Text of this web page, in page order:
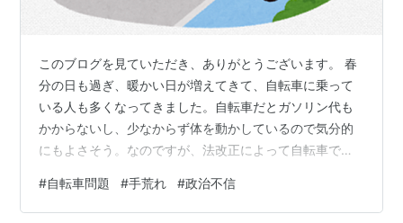
このブログを見ていただき、ありがとうございます。 春
分の日も過ぎ、暖かい日が増えてきて、自転車に乗って
いる人も多くなってきました。自転車だとガソリン代も
かからないし、少なからず体を動かしているので気分的
にもよさそう。なのですが、法改正によって自転車での
なければいけないので怖い。自分のすぐ横を自動車がブ
ーンと通り過ぎるわけです。警察のポイント集めみたい
#自転車問題 #手荒れ #政治不信